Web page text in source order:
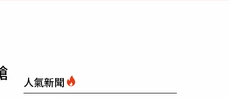
人氣新聞